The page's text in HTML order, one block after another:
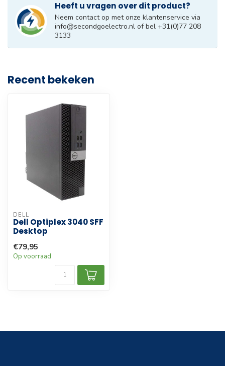
Heeft u vragen over dit product?
Neem contact op met onze klantenservice via
info@secondgoelectro.nl of bel +31(0)77 208
3133
Recent bekeken
DELL
Dell Optiplex 3040 SFF
Desktop
€79,95
Op voorraad